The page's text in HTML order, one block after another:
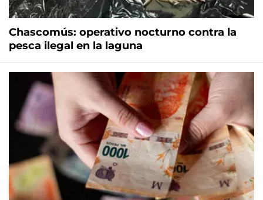
Chascomús: operativo nocturno contra la
pesca ilegal en la laguna